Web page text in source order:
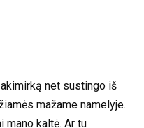
net sustingo iš
mažame namelyje.
mano kaltė. Ar tu